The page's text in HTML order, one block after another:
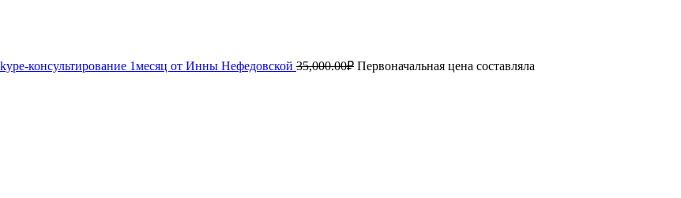
консультирование 1месяц от Инны Нефедовской 35,000.00₽ Первоначальная цена составляла